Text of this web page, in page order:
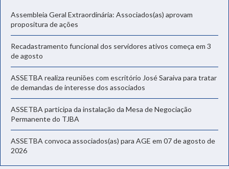
Assembleia Geral Extraordinária: Associados(as) aprovam
propositura de ações
Recadastramento funcional dos servidores ativos começa em 3
de agosto
ASSETBA realiza reuniões com escritório José Saraiva para tratar
de demandas de interesse dos associados
ASSETBA participa da instalação da Mesa de Negociação
Permanente do TJBA
ASSETBA convoca associados(as) para AGE em 07 de agosto de
2026